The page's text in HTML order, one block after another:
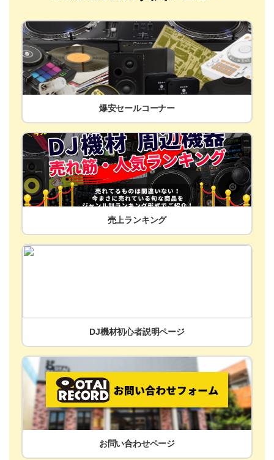
爆安セールコーナー
売上ランキング
DJ機材初心者説明ページ
お問い合わせページ